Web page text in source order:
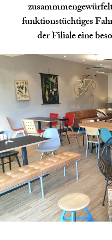
funktionstüchtiges
der Filiale eine